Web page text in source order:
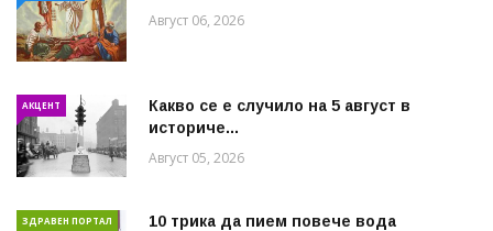
Август 06, 2026
АКЦЕНТ
Какво се е случило на 5 август в
историче...
Август 05, 2026
ЗДРАВЕН ПОРТАЛ 10 трика да пием повече вода